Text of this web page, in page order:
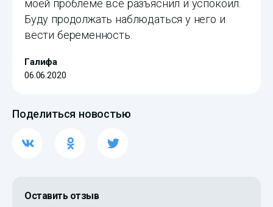
моей проблеме все разъяснил и успокоил.
Буду продолжать наблюдаться у него и
вести беременность.
Галифа
06.06.2020
Поделиться новостью
Оставить отзыв